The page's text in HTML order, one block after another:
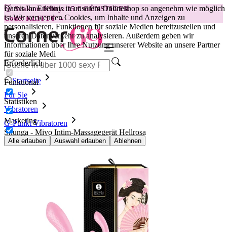
Damit Ihr Erlebnis in unserem Onlineshop so angenehm wie möglich
ist.Wir verwenden Cookies, um Inhalte und Anzeigen zu
personalisieren, Funktionen für soziale Medien bereitzustellen und
unseren Datenverkehr zu analysieren. Außerdem geben wir
Informationen über Ihre Nutzung unserer Website an unsere Partner
für soziale Medi
Erforderlich
Funktional
Statistiken
Marketing
Alle erlauben Auswahl erlauben Ablehnen
😽Svakom Klitty: 15 € GÜNSTIGER
Code: KLITTY →
Startseite
Für Sie
Vibratoren
G-Punkt Vibratoren
Shunga - Miyo Intim-Massagegerät Hellrosa